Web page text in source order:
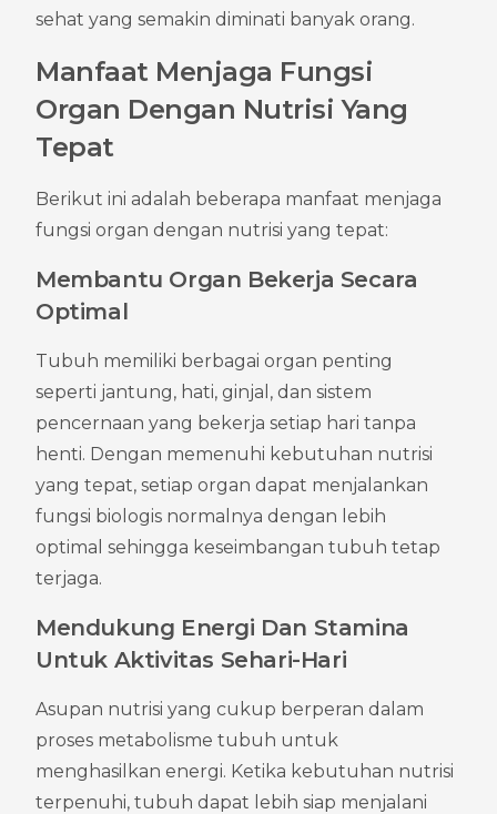
sehat yang semakin diminati banyak orang.
Manfaat Menjaga Fungsi
Organ Dengan Nutrisi Yang
Tepat
Berikut ini adalah beberapa manfaat menjaga
fungsi organ dengan nutrisi yang tepat:
Membantu Organ Bekerja Secara
Optimal
Tubuh memiliki berbagai organ penting
seperti jantung, hati, ginjal, dan sistem
pencernaan yang bekerja setiap hari tanpa
henti. Dengan memenuhi kebutuhan nutrisi
yang tepat, setiap organ dapat menjalankan
fungsi biologis normalnya dengan lebih
optimal sehingga keseimbangan tubuh tetap
terjaga.
Mendukung Energi Dan Stamina
Untuk Aktivitas Sehari-Hari
Asupan nutrisi yang cukup berperan dalam
proses metabolisme tubuh untuk
menghasilkan energi. Ketika kebutuhan nutrisi
terpenuhi, tubuh dapat lebih siap menjalani